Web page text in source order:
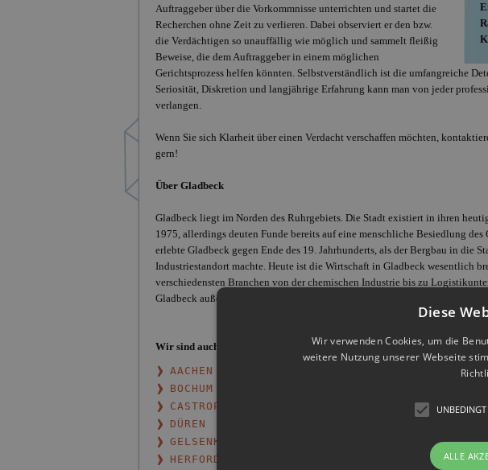
Auftraggeber über die Vorkommnisse unterrichten und startet die
Recherchen ohne Zeit zu verlieren. Dabei observiert er den bzw.
die Verdächtigen so unauffällig wie möglich und sammelt fleißig
Beweise, die dem Auftraggeber in einem möglichen
Gerichtsprozess helfen könnten. Selbstverständlich ist die umfangreiche
Seriosität, Diskretion und langjährige Erfahrung kann man von jeder
verlangen.
Wenn Sie sich Klarheit über einen Verdacht verschaffen möchten,
gern!
Über Gladbeck
Gladbeck liegt im Norden des Ruhrgebiets. Die Stadt existiert in ihren
1975, allerdings deuten Funde bereits auf eine menschliche Besiedlung
erlebte Gladbeck gegen Ende des 19. Jahrhunderts, als der Bergbau in die
Industriestandort machte. Heute ist die Wirtschaft in Gladbeck wesentlich
verschiedensten Branchen von der chemischen Industrie bis zu
Gladbeck außerdem auf dem besten Wege, sich als kinderfreundliche Stadt
Wir sind auch in weiteren Städten von Nordrhein-Westfalen für Sie tätig:
AACHEN
BOCHUM
CASTROP-RAUXEL
DÜREN
GELSENKIRCHEN
HERFORD
Diese
Wir verwenden Cookies, um die
weitere Nutzung unserer Webseite
ALLE